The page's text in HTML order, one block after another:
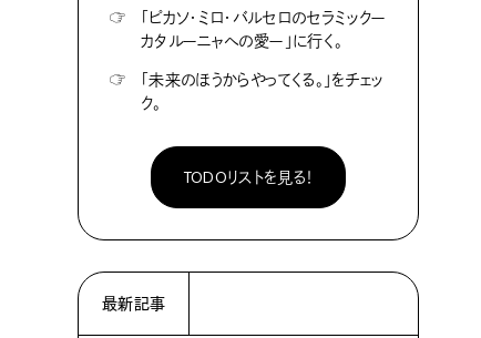
☞
「ピカソ・ミロ・バルセロのセラミックー
カタルーニャへの愛ー」に行く。
☞
「未来のほうからやってくる。」をチェッ
ク。
TODOリストを見る！
最新記事